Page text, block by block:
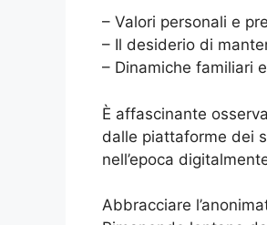
– Valori personali e
– Il desiderio di
– Dinamiche familiari
È affascinante
dalle piattaforme dei
nell’epoca
Abbracciare